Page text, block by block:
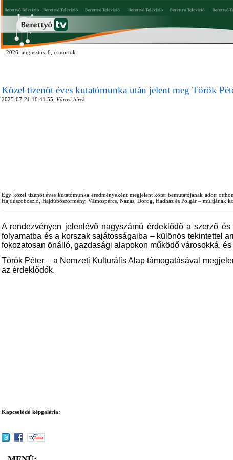
2026. augusztus. 6, csütörtök
Közel tizenöt éves kutatómunka után jelent meg Török
2025-07-21 10:41:55, Városi hírek
Egy közel tizenöt éves kutatómunka eredményeként megjelent kötet bemutatójának adott
Hajdúszoboszló, Hajdúböszörmény, Vámospércs, Nánás, Dorog, Hadház és Polgár – múltjának
A rendezvényen jelenlévő nagyszámú érdeklődő a szerző
folyamatba és a korszak sajátosságaiba – különös tekintettel
fokozatosan önálló, gazdasági alapokon működő városokká,
Török Péter – a Nemzeti Kulturális Alap támogatásával
az érdeklődők.
Kapcsolódó képgaléria: